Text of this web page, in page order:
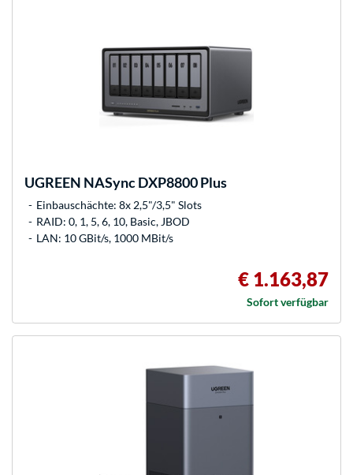
UGREEN NASync DXP8800 Plus
Einbauschächte: 8x 2,5"/3,5" Slots
RAID: 0, 1, 5, 6, 10, Basic, JBOD
LAN: 10 GBit/s, 1000 MBit/s
€ 1.163,87
Sofort verfügbar